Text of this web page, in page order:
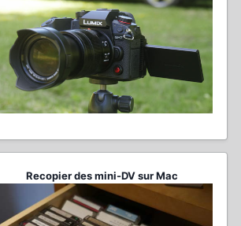
Recopier des mini-DV sur Mac